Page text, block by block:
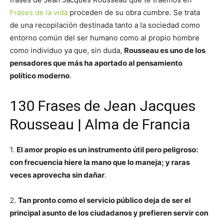
Frases de la vida proceden de su obra cumbre. Se trata
de una recopilación destinada tanto a la sociedad como
entorno común del ser humano como al propio hombre
como individuo ya que, sin duda, Rousseau es uno de los
pensadores que más ha aportado al pensamiento
político moderno.
130 Frases de Jean Jacques
Rousseau | Alma de Francia
1. El amor propio es un instrumento útil pero peligroso:
con frecuencia hiere la mano que lo maneja; y raras
veces aprovecha sin dañar.
2. Tan pronto como el servicio público deja de ser el
principal asunto de los ciudadanos y prefieren servir con